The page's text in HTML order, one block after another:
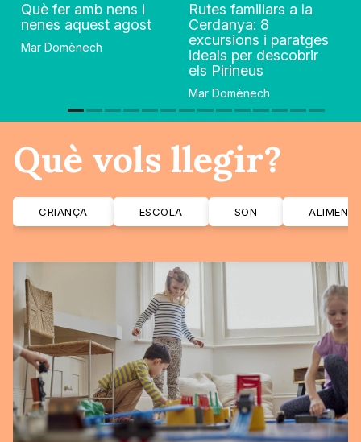
Què fer amb nens i
nenes aquest agost
Mar Domènech
Rutes familiars a la
Cerdanya: 8
excursions i paratges
ideals per descobrir
els Pirineus
Mar Domènech
Què vols llegir?
CRIANÇA ESCOLA SON